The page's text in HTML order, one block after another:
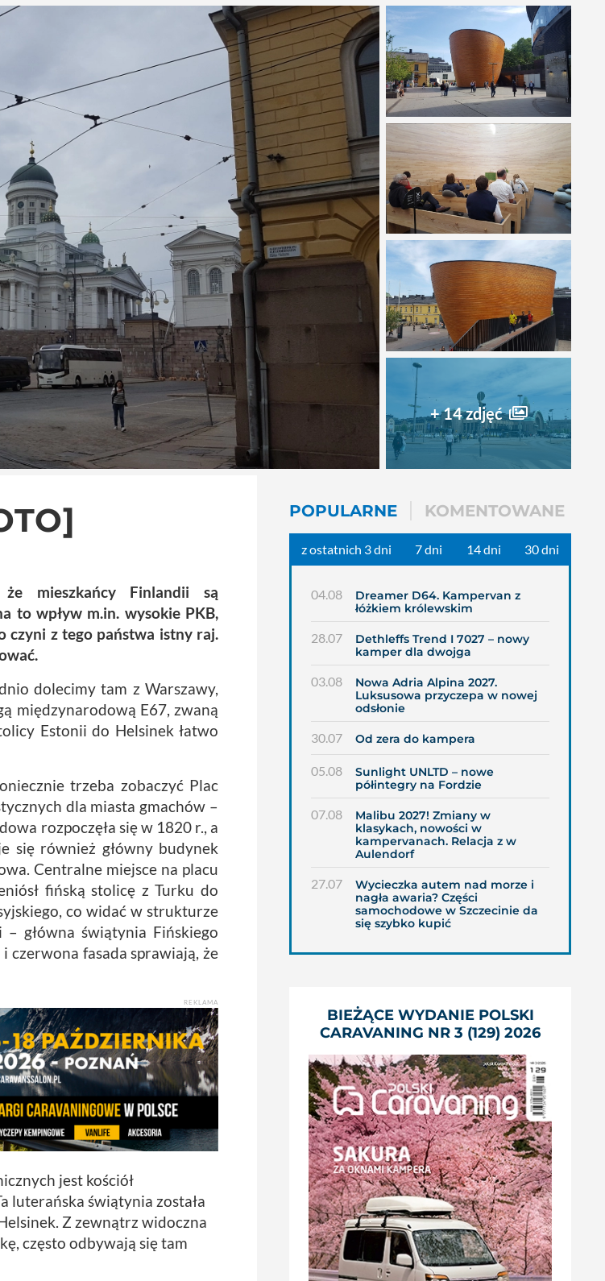
+ 14 zdjęć
mieszkańcy Finlandii są
to wpływ m.in. wysokie PKB,
czyni z tego państwa istny raj.
dolecimy tam z Warszawy,
międzynarodową E67, zwaną
Estonii do Helsinek łatwo
trzeba zobaczyć Plac
dla miasta gmachów –
rozpoczęła się w 1820 r., a
się również główny budynek
Centralne miejsce na placu
fińską stolicę z Turku do
co widać w strukturze
– główna świątynia Fińskiego
i czerwona fasada sprawiają, że
REKLAMA
jest kościół
luterańska świątynia została
Z zewnątrz widoczna
często odbywają się tam
POPULARNE KOMENTOWANE
z ostatnich 3 dni 7 dni 14 dni 30 dni
04.08
Dreamer D64. Kampervan z
łóżkiem królewskim
28.07
Dethleffs Trend I 7027 – nowy
kamper dla dwojga
03.08
Nowa Adria Alpina 2027.
Luksusowa przyczepa w nowej
odsłonie
30.07 Od zera do kampera
05.08
Sunlight UNLTD – nowe
półintegry na Fordzie
07.08
Malibu 2027! Zmiany w
klasykach, nowości w
kampervanach. Relacja z w
Aulendorf
27.07
Wycieczka autem nad morze i
nagła awaria? Części
samochodowe w Szczecinie da
się szybko kupić
BIEŻĄCE WYDANIE POLSKI
CARAVANING NR 3 (129) 2026